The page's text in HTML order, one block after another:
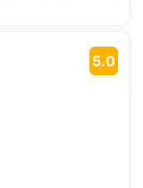
на современный
составы из
сутки. Из
всего ехать на
часов без
отдыха,
5.0